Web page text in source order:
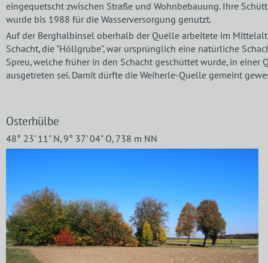
eingequetscht zwischen Straße und Wohnbebauung. Ihre
wurde bis 1988 für die Wasserversorgung genutzt.
Auf der Berghalbinsel oberhalb der Quelle arbeitete im
Schacht, die "Höllgrube", war ursprünglich eine natürliche
Spreu, welche früher in den Schacht geschüttet wurde, in
ausgetreten sei. Damit dürfte die Weiherle-Quelle gemeint
Osterhülbe
48° 23' 11" N, 9° 37' 04" O, 738 m NN